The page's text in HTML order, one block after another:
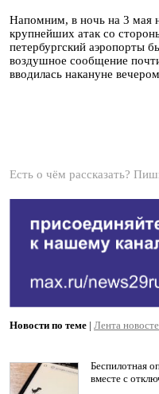
Напомним, в ночь на 3 мая
крупнейших атак со
петербургский аэропорты
воздушное сообщение
вводилась накануне
Есть о чём рассказать?
Новости по теме | Лента
Беспилотная
вместе с